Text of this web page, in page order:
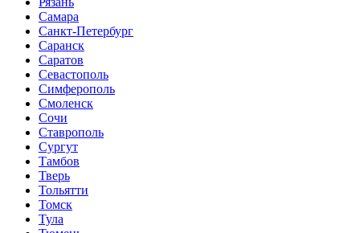
Самара
Санкт-Петербург
Саранск
Саратов
Севастополь
Симферополь
Смоленск
Сочи
Ставрополь
Сургут
Тамбов
Тверь
Тольятти
Томск
Тула